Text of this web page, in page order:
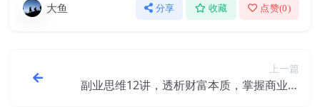
大鱼 分享 收藏 点赞(0)
上一篇
副业思维12讲，透析财富本质，掌握商业思